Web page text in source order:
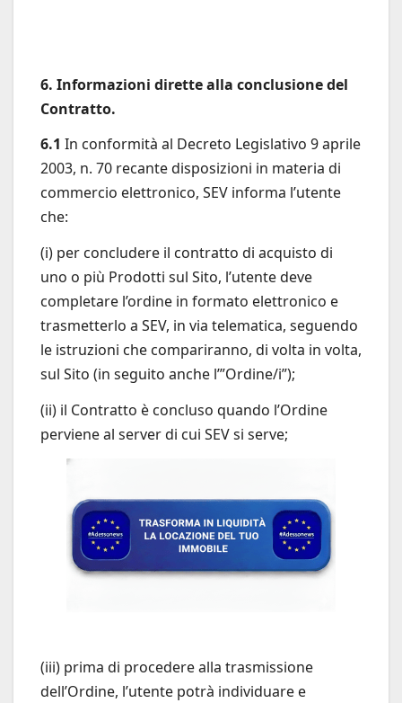
6. Informazioni dirette alla conclusione del
Contratto.
6.1 In conformità al Decreto Legislativo 9 aprile
2003, n. 70 recante disposizioni in materia di
commercio elettronico, SEV informa l’utente
che:
(i) per concludere il contratto di acquisto di
uno o più Prodotti sul Sito, l’utente deve
completare l’ordine in formato elettronico e
trasmetterlo a SEV, in via telematica, seguendo
le istruzioni che compariranno, di volta in volta,
sul Sito (in seguito anche l’”Ordine/i”);
(ii) il Contratto è concluso quando l’Ordine
perviene al server di cui SEV si serve;
(iii) prima di procedere alla trasmissione
dell’Ordine, l’utente potrà individuare e